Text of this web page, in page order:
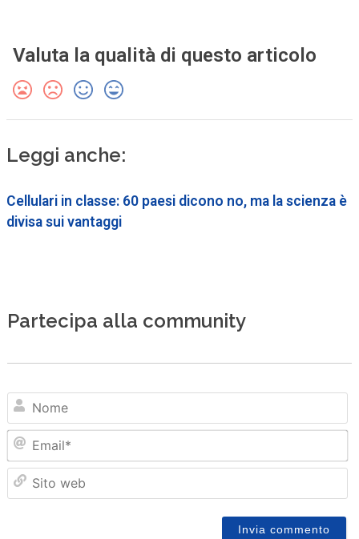
Valuta la qualità di questo articolo
Leggi anche:
Cellulari in classe: 60 paesi dicono no, ma la scienza è
divisa sui vantaggi
Partecipa alla community